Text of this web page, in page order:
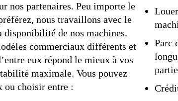
nos partenaires. Peu importe le
nous travaillons avec le
de nos machines.
commerciaux différents et
eux répond le mieux à vos
maximale. Vous pouvez
ou choisir entre :
Parc